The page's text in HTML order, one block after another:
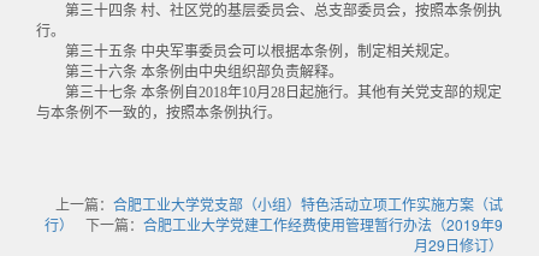
第三十四条 村、社区党的基层委员会、总支部委员会，按照本条例执
行。
第三十五条 中央军事委员会可以根据本条例，制定相关规定。
第三十六条 本条例由中央组织部负责解释。
第三十七条 本条例自2018年10月28日起施行。其他有关党支部的规定
与本条例不一致的，按照本条例执行。
上一篇： 合肥工业大学党支部（小组）特色活动立项工作实施方案（试
行）
下一篇： 合肥工业大学党建工作经费使用管理暂行办法（2019年9
月29日修订）